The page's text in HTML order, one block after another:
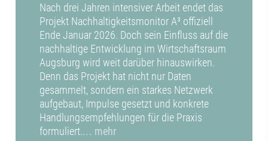
Nach drei Jahren intensiver Arbeit endet das
Projekt Nachhaltigkeitsmonitor A³ offiziell
Ende Januar 2026. Doch sein Einfluss auf die
nachhaltige Entwicklung im Wirtschaftsraum
Augsburg wird weit darüber hinauswirken.
Denn das Projekt hat nicht nur Daten
gesammelt, sondern ein starkes Netzwerk
aufgebaut, Impulse gesetzt und konkrete
Handlungsempfehlungen für die Praxis
formuliert.... mehr